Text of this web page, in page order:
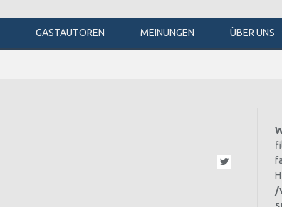
GASTAUTOREN MEINUNGEN ÜBER UNS
Twitter
/